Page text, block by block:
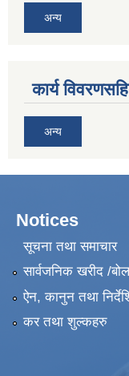
अन्य
कार्य
अन्य
Notices
सूचना तथा समाचार
सार्वजनिक खरीद /
ऐन, कानुन तथा
कर तथा शुल्कहरु